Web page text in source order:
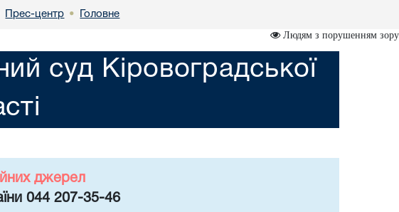
Прес-центр • Головне
Людям з порушенням зору
суд Кіровоградської
джерел
044 207-35-46